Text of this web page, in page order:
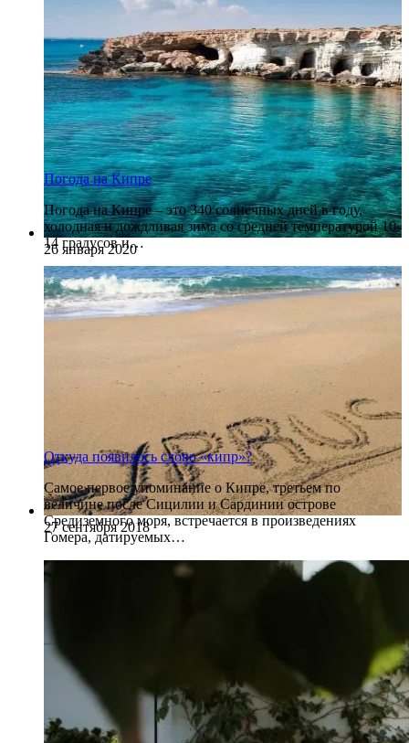
26 января 2020
Погода на Кипре
Погода на Кипре – это 340 солнечных дней в году,
холодная и дождливая зима со средней температурой 10-
14 градусов и…
27 сентября 2018
Откуда появилось слово «кипр»?
Самое первое упоминание о Кипре, третьем по
величине после Сицилии и Сардинии острове
Средиземного моря, встречается в произведениях
Гомера, датируемых…